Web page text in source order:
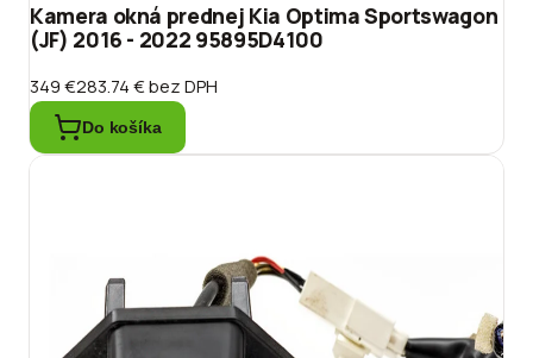
Kamera okná prednej Kia Optima Sportswagon
(JF) 2016 - 2022 95895D4100
349 €283.74 €bez DPH
Do košíka